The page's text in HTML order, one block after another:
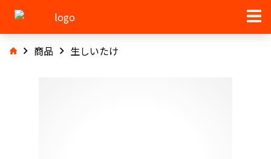
商品 生しいたけ